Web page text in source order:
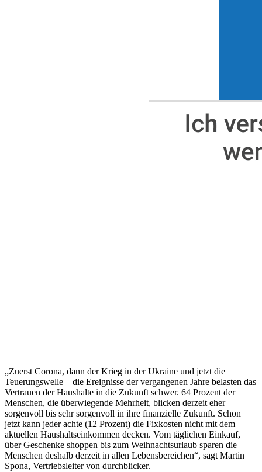
„Zuerst Corona, dann der Krieg in der Ukraine und jetzt die
Teuerungswelle – die Ereignisse der vergangenen Jahre belasten das
Vertrauen der Haushalte in die Zukunft schwer. 64 Prozent der
Menschen, die überwiegende Mehrheit, blicken derzeit eher
sorgenvoll bis sehr sorgenvoll in ihre finanzielle Zukunft. Schon
jetzt kann jeder achte (12 Prozent) die Fixkosten nicht mit dem
aktuellen Haushaltseinkommen decken. Vom täglichen Einkauf,
über Geschenke shoppen bis zum Weihnachtsurlaub sparen die
Menschen deshalb derzeit in allen Lebensbereichen“, sagt Martin
Spona, Vertriebsleiter von durchblicker.